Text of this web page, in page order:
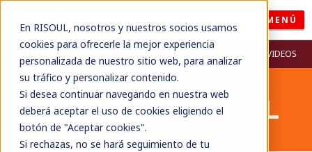
En RISOUL, nosotros y nuestros socios usamos
cookies para ofrecerle la mejor experiencia
personalizada de nuestro sitio web, para analizar
su tráfico y personalizar contenido.
Si desea continuar navegando en nuestra web
deberá aceptar el uso de cookies eligiendo el
botón de "Aceptar cookies".
Si rechazas, no se hará seguimiento de tu
MENÚ
RECURSOS WEBINARS VIDEOS
BLOG DE RISOUL